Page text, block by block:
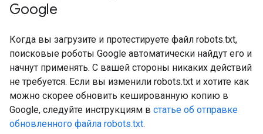
Google
Когда вы загрузите и протестируете файл robots.txt,
поисковые роботы Google автоматически найдут его и
начнут применять. С вашей стороны никаких действий
не требуется. Если вы изменили robots.txt и хотите как
можно скорее обновить кешированную копию в
Google, следуйте инструкциям в статье об отправке
обновленного файла robots.txt.